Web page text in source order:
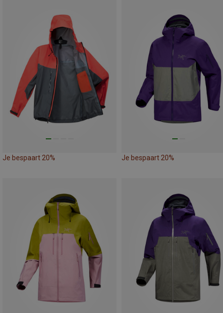
Je bespaart 20% Je bespaart 20%